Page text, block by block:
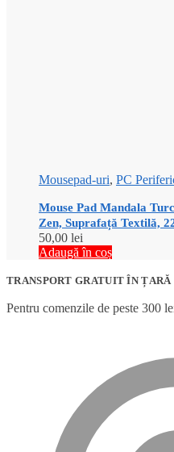
Mousepad-uri, PC
Mouse Pad Mandala
Zen, Suprafață Textilă,
50,00 lei
Adaugă în coș
TRANSPORT GRATUIT ÎN ȚARĂ
Pentru comenzile de peste 300